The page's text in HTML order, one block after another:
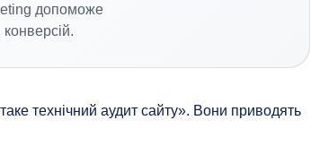
допоможе
технічний аудит сайту». Вони приводять